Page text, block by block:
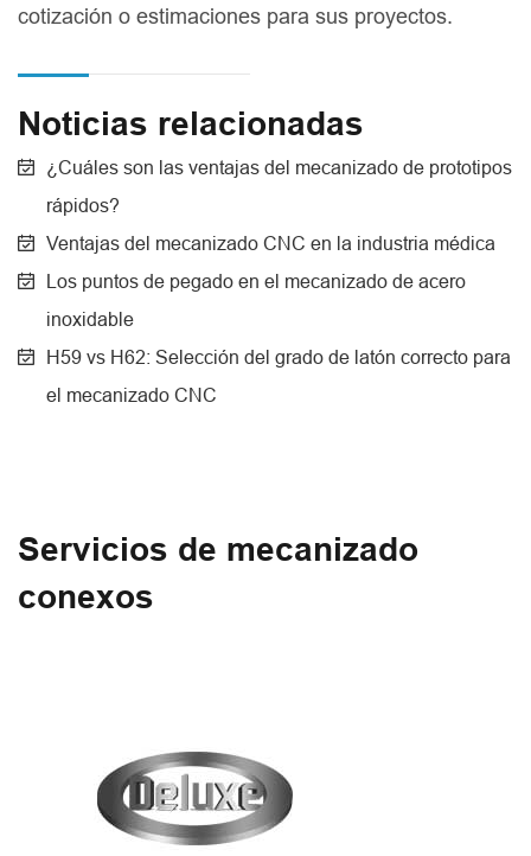
cotización o estimaciones para sus proyectos.
Noticias relacionadas
¿Cuáles son las ventajas del mecanizado de prototipos
rápidos?
Ventajas del mecanizado CNC en la industria médica
Los puntos de pegado en el mecanizado de acero
inoxidable
H59 vs H62: Selección del grado de latón correcto para
el mecanizado CNC
Servicios de mecanizado
conexos